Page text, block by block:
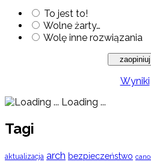
To jest to!
Wolne żarty…
Wolę inne rozwiązania
Wyniki
Loading ...
Tagi
aktualizacja arch bezpieczeństwo